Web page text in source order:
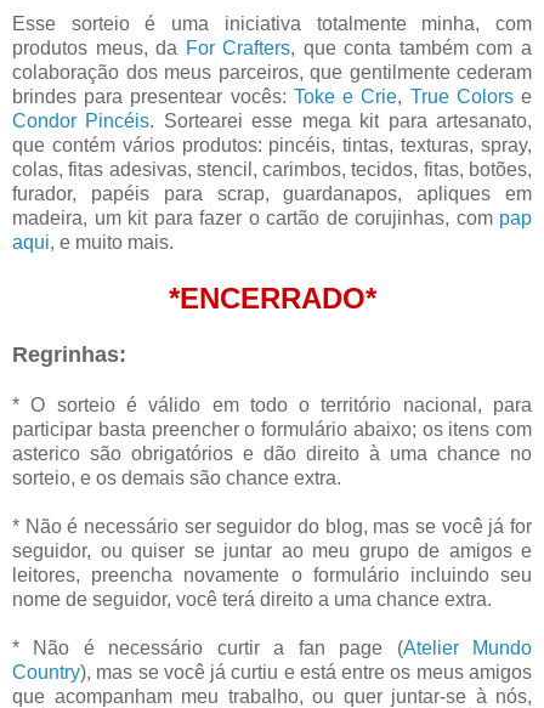
Esse sorteio é uma iniciativa totalmente minha, com
produtos meus, da For Crafters, que conta também com a
colaboração dos meus parceiros, que gentilmente cederam
brindes para presentear vocês: Toke e Crie, True Colorse
Condor Pincéis. Sortearei esse mega kit para artesanato,
que contém vários produtos: pincéis, tintas, texturas, spray,
colas, fitas adesivas, stencil, carimbos, tecidos, fitas, botões,
furador, papéis para scrap, guardanapos, apliques em
madeira, um kit para fazer o cartão de corujinhas, com pap
aqui, e muito mais.
*ENCERRADO*
Regrinhas:
* O sorteio é válido em todo o território nacional, para
participar basta preencher o formulário abaixo; os itens com
asterico são obrigatórios e dão direito à uma chance no
sorteio, e os demais são chance extra.
* Não é necessário ser seguidor do blog, mas se você já for
seguidor, ou quiser se juntar ao meu grupo de amigos e
leitores, preencha novamente o formulário incluindo seu
nome de seguidor, você terá direito a uma chance extra.
* Não é necessário curtir a fan page (Atelier Mundo
Country), mas se você já curtiu e está entre os meus amigos
que acompanham meu trabalho, ou quer juntar-se à nós,